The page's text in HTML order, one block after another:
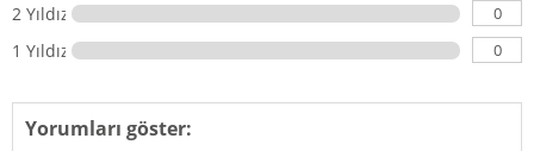
2 Yıldız 0
1 Yıldız 0
Yorumları göster: